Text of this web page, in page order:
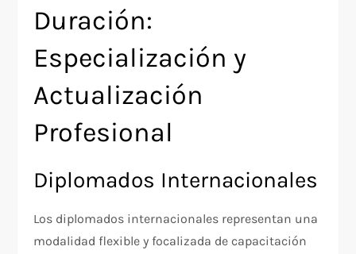
Duración:
Especialización y
Actualización
Profesional
Diplomados Internacionales
Los diplomados internacionales representan una
modalidad flexible y focalizada de capacitación